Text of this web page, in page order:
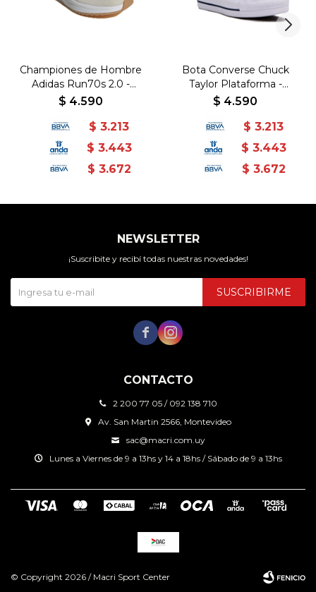
Championes de Hombre
Adidas Run70s 2.0 -
Blanco-Negro
$ 4.590
$ 3.213
$ 3.443
$ 3.672
Bota Converse Chuck
Taylor Plataforma -
Blanco
$ 4.590
$ 3.213
$ 3.443
$ 3.672
CONTACTO
2 200 77 05 / 092 138 710
Av. San Martin 2566, Montevideo
sac@macri.com.uy
Lunes a Viernes de 9 a 13hs y 14 a 18hs / Sábado de 9 a 13hs
NEWSLETTER
¡Suscribite y recibí todas nuestras novedades!
SUSCRIBIRME
 
© Copyright 2026 / Macri Sport Center